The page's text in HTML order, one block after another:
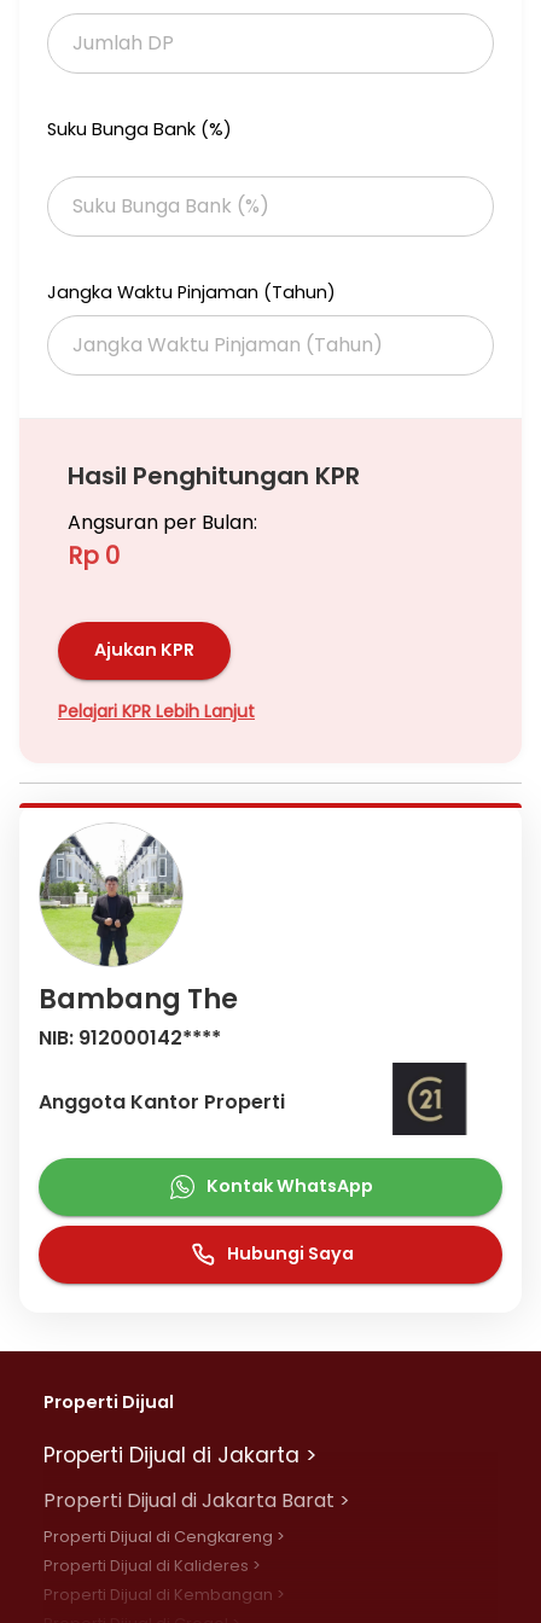
Suku Bunga Bank (%)
Jangka Waktu Pinjaman (Tahun)
Hasil Penghitungan KPR
Angsuran per Bulan:
Rp 0
Ajukan KPR
Pelajari KPR Lebih Lanjut
Bambang The
NIB: 912000142****
Anggota Kantor Properti
Kontak WhatsApp
Hubungi Saya
Properti Dijual
Properti Dijual di Jakarta >
Properti Dijual di Jakarta Barat >
Properti Dijual di Cengkareng >
Properti Dijual di Kalideres >
Properti Dijual di Kembangan >